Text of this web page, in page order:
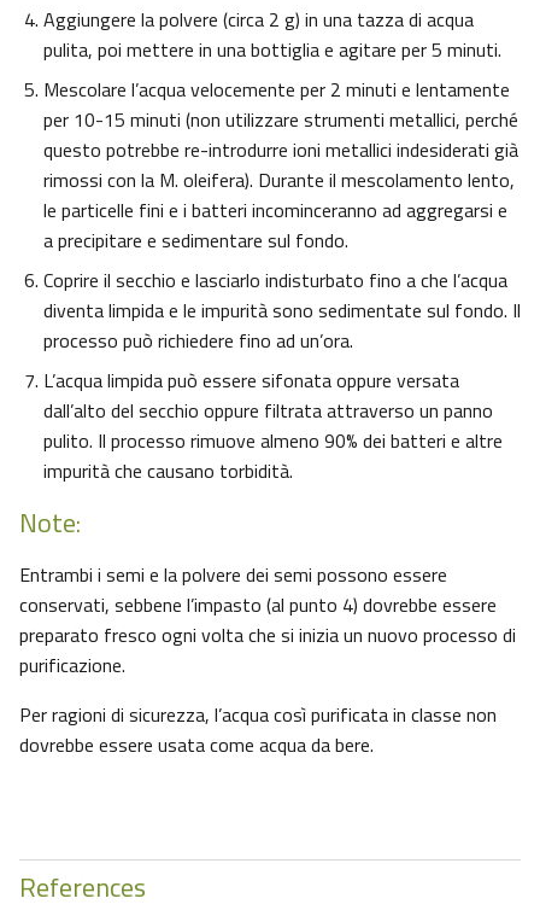
Aggiungere la polvere (circa 2 g) in una tazza di acqua
pulita, poi mettere in una bottiglia e agitare per 5 minuti.
Mescolare l’acqua velocemente per 2 minuti e lentamente
per 10-15 minuti (non utilizzare strumenti metallici, perché
questo potrebbe re-introdurre ioni metallici indesiderati già
rimossi con la M. oleifera). Durante il mescolamento lento,
le particelle fini e i batteri incominceranno ad aggregarsi e
a precipitare e sedimentare sul fondo.
Coprire il secchio e lasciarlo indisturbato fino a che l’acqua
diventa limpida e le impurità sono sedimentate sul fondo. Il
processo può richiedere fino ad un’ora.
L’acqua limpida può essere sifonata oppure versata
dall’alto del secchio oppure filtrata attraverso un panno
pulito. Il processo rimuove almeno 90% dei batteri e altre
impurità che causano torbidità.
Note:
Entrambi i semi e la polvere dei semi possono essere
conservati, sebbene l’impasto (al punto 4) dovrebbe essere
preparato fresco ogni volta che si inizia un nuovo processo di
purificazione.
Per ragioni di sicurezza, l’acqua così purificata in classe non
dovrebbe essere usata come acqua da bere.
References